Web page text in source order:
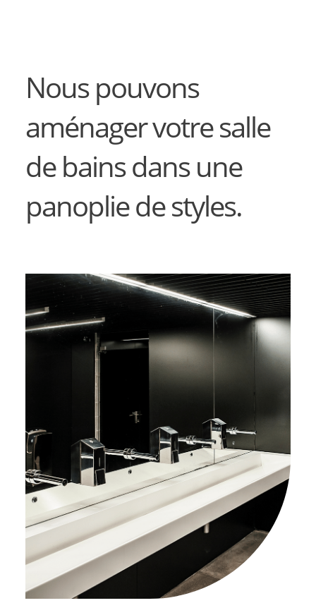
Nous pouvons
aménager votre salle
de bains dans une
panoplie de styles.